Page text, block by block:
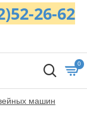
26-62
0
машин